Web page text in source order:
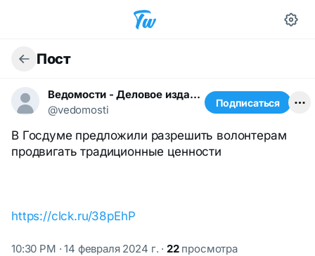
Пост
Ведомости - Деловое издание
@vedomosti
Подписаться
В Госдуме предложили разрешить волонтерам
продвигать традиционные ценности
https://clck.ru/38pEhP
10:30 PM · 14 февраля 2024 г. · 22просмотра